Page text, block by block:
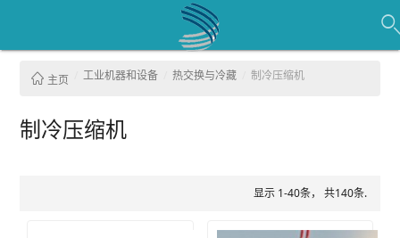
主页 工业机器和设备 热交换与冷藏 制冷压缩机
制冷压缩机
显示 1-40条， 共140条.